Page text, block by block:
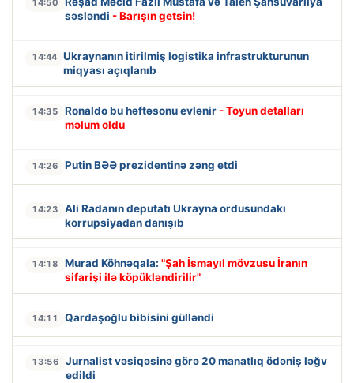
14:50
səsləndi - Barışın getsin!
14:44 Ukraynanın itirilmiş logistika infrastrukturunun
miqyası açıqlanıb
14:35 Ronaldo bu həftəsonu evlənir - Toyun detalları
məlum oldu
14:26 Putin BƏƏ prezidentinə zəng etdi
14:23
Ali Radanın deputatı Ukrayna ordusundakı
korrupsiyadan danışıb
14:18 Murad Köhnəqala: "Şah İsmayıl mövzusu İranın
sifarişi ilə köpükləndirilir"
14:11 Qardaşoğlu bibisini gülləndi
13:56
Jurnalist vəsiqəsinə görə 20 manatlıq ödəniş ləğv
edildi